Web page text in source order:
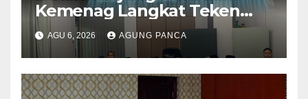
Kemenag Langkat Teken
PKS Pembinaan Kerohanian
Warga Binaan
AGU 6, 2026 AGUNG PANCA